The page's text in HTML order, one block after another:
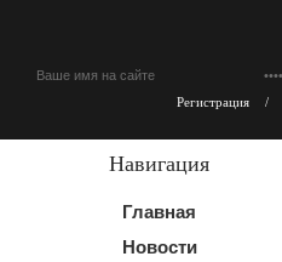
Регистрация /
Навигация
Главная
Новости